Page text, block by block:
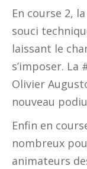
En course 2,
souci
laissant le
s’imposer.
Olivier
nouveau
Enfin en
nombreux
animateurs